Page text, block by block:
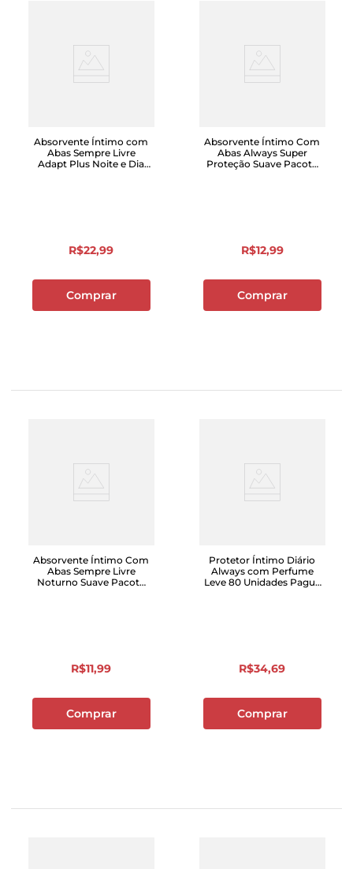
Absorvente Íntimo com
Abas Sempre Livre
Adapt Plus Noite e Dia
R$22,99
Comprar
Absorvente Íntimo Com
Abas Always Super
Proteção Suave Pacote
R$12,99
Comprar
Absorvente Íntimo Com
Abas Sempre Livre
Noturno Suave Pacote
R$11,99
Comprar
Protetor Íntimo Diário
Always com Perfume
Leve 80 Unidades Pague
R$34,69
Comprar